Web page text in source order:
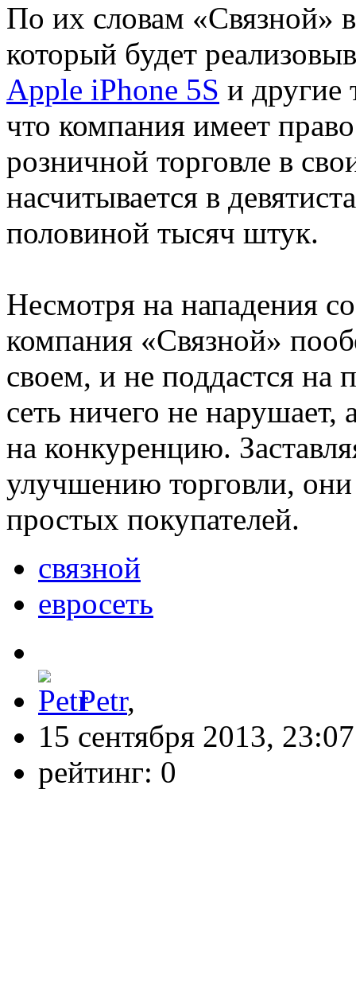
По их словам «Связной»
который будет
Apple iPhone 5S и другие
что компания имеет
розничной торговле в
насчитывается в
половиной тысяч штук.
Несмотря на нападения
компания «Связной»
своем, и не поддастся
сеть ничего не нарушает,
на конкуренцию.
улучшению торговли,
простых покупателей.
связной
евросеть
Petr,
15 сентября 2013, 23:07
рейтинг: 0